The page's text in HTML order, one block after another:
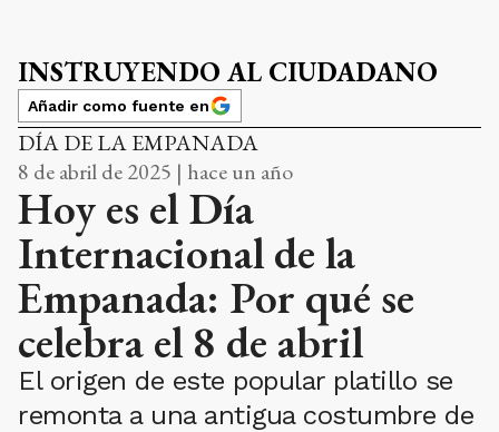
INSTRUYENDO AL CIUDADANO
Añadir como fuente en
DÍA DE LA EMPANADA
8 de abril de 2025 | hace un año
Hoy es el Día
Internacional de la
Empanada: Por qué se
celebra el 8 de abril
El origen de este popular platillo se
remonta a una antigua costumbre de